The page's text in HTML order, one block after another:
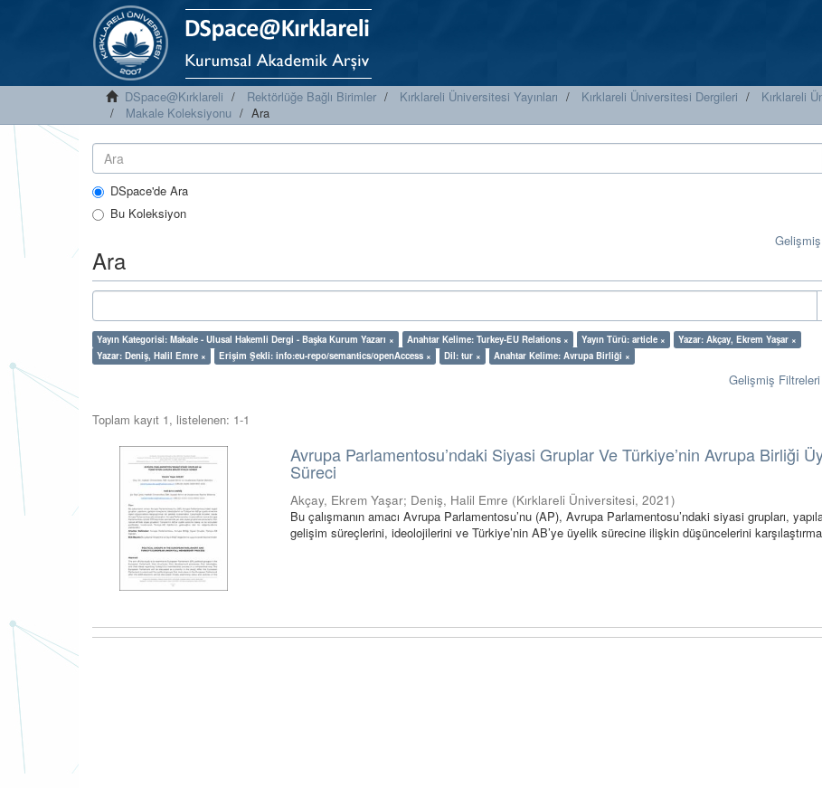
DSpace@Kırklareli Rektörlüğe Bağlı Birimler Kırklareli Üniversitesi Yayınları Kırklareli Üniversitesi Dergileri
Kırklareli
Makale Koleksiyonu
Ara
DSpace'de Ara
Bu Koleksiyon
Ara
Yayın Kategorisi: Makale - Ulusal Hakemli Dergi - Başka Kurum Yazarı × Anahtar Kelime: Turkey-EU Relations × Yayın Türü: article ×
Yazar: Akçay, Ekrem Yaşar ×
Yazar: Deniş, Halil Emre ×
Erişim Şekli: info:eu-repo/semantics/openAccess × Dil: tur × Anahtar Kelime: Avrupa Birliği ×
Gelişmiş
Toplam kayıt 1, listelenen: 1-1
Avrupa Parlamentosu’ndaki Siyasi Gruplar Ve Türkiye’nin Avrupa Birliği
Süreci
Akçay, Ekrem Yaşar; Deniş, Halil Emre (Kırklareli Üniversitesi,2021)
Bu çalışmanın amacı Avrupa Parlamentosu’nu (AP), Avrupa Parlamentosu’ndaki siyasi grupları,
gelişim süreçlerini, ideolojilerini ve Türkiye’nin AB’ye üyelik sürecine ilişkin düşüncelerini